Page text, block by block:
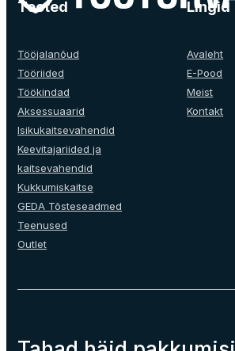
options
be
chosen
on
the
product
page
Tooted
Tööjalanõud
Tööriided
Töökindad
Aksessuaarid
Isikukaitsevahendid
Keevitajariided ja
kaitsevahendid
Kukkumiskaitse
GEDA Tõsteseadmed
Teenused
Outlet
Lingid
Avaleht
E-Pood
Meist
Kontakt